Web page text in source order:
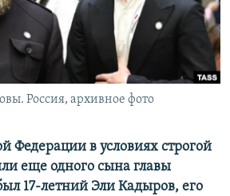
КРЫМА
Россия, архивное фото
Федерации в условиях строгой
еще одного сына главы
17-летний Эли Кадыров, его